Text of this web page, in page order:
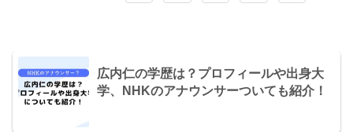
広内仁の学歴は？プロフィールや出身大
学、NHKのアナウンサーついても紹介！